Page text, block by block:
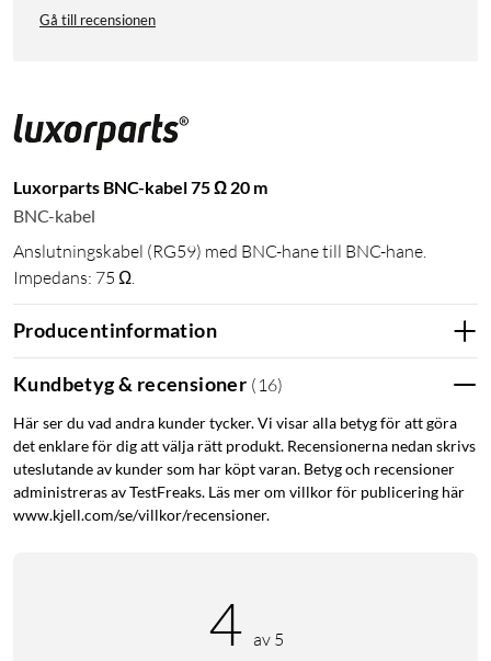
Gå till recensionen
Luxorparts BNC-kabel 75 Ω 20 m
BNC-kabel
Anslutningskabel (RG59) med BNC-hane till BNC-hane.
Impedans: 75 Ω.
Producentinformation
Kundbetyg & recensioner ( 16)
Här ser du vad andra kunder tycker. Vi visar alla betyg för att göra
det enklare för dig att välja rätt produkt. Recensionerna nedan skrivs
uteslutande av kunder som har köpt varan. Betyg och recensioner
administreras av TestFreaks. Läs mer om villkor för publicering här
www.kjell.com/se/villkor/recensioner.
4 av 5